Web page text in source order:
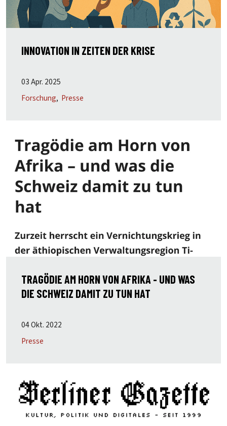
INNOVATION IN ZEITEN DER KRISE
03 Apr. 2025
Forschung Presse
TRAGÖDIE AM HORN VON AFRIKA - UND WAS
DIE SCHWEIZ DAMIT ZU TUN HAT
04 Okt. 2022
Presse